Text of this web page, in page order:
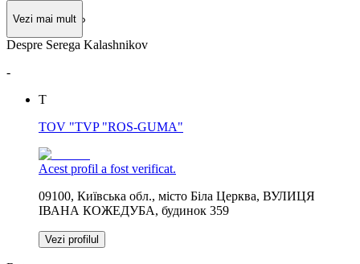
Vezi mai mult
Despre Serega Kalashnikov
-
Т
TOV "TVP "ROS-GUMA"
Acest profil a fost verificat.
09100, Київська обл., місто Біла Церква, ВУЛИЦЯ
ІВАНА КОЖЕДУБА, будинок 359
Vezi profilul